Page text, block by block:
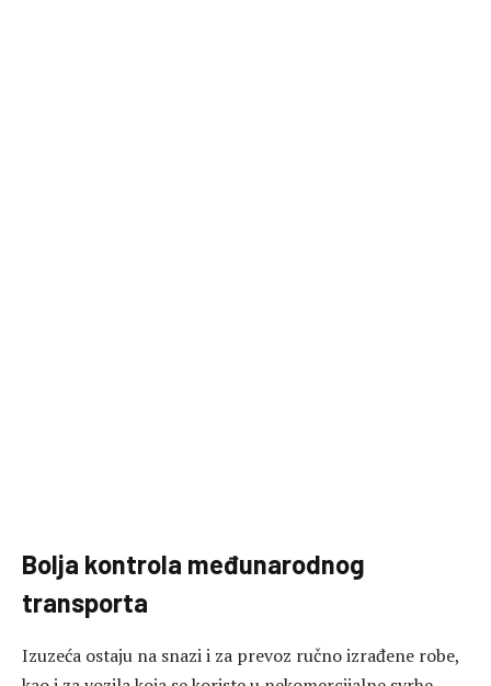
Bolja kontrola međunarodnog
transporta
Izuzeća ostaju na snazi i za prevoz ručno izrađene robe,